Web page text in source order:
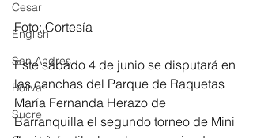
Cesar
English
San Andres
Bolívar
Sucre
Foto: Cortesía
Este sábado 4 de junio se disputará en
las canchas del Parque de Raquetas
María Fernanda Herazo de
Barranquilla el segundo torneo de Mini